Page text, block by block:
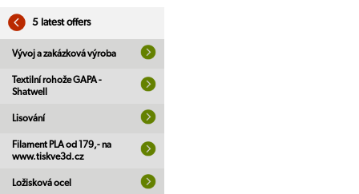
5 latest offers
Vývoj a zakázková výroba
Textilní rohože GAPA -
Shatwell
Lisování
Filament PLA od 179,- na
www.tiskve3d.cz
Ložisková ocel